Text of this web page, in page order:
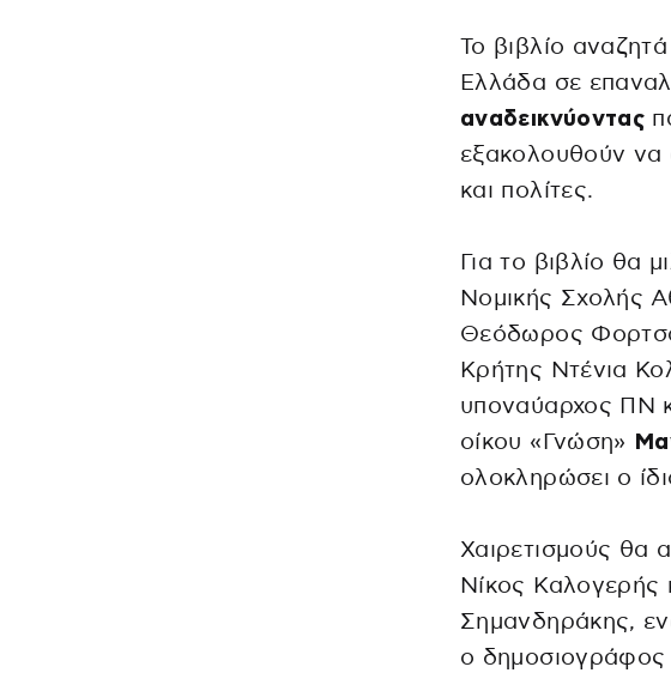
Το βιβλίο
Ελλάδα σε
αναδεικνύοντας
εξακολουθούν να
και πολίτες.
Για το βιβλίο θα
Νομικής Σχολής
Θεόδωρος
Κρήτης Ντένια
υποναύαρχος ΠΝ
οίκου «Γνώση»
ολοκληρώσει ο
Χαιρετισμούς θα
Νίκος Καλογερής
Σημανδηράκης,
ο